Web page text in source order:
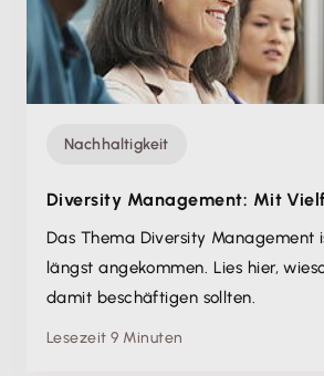
Nachhaltigkeit
Diversity Management: Mit
Das Thema Diversity Management
längst angekommen. Lies hier,
damit beschäftigen sollten.
Lesezeit 9 Minuten